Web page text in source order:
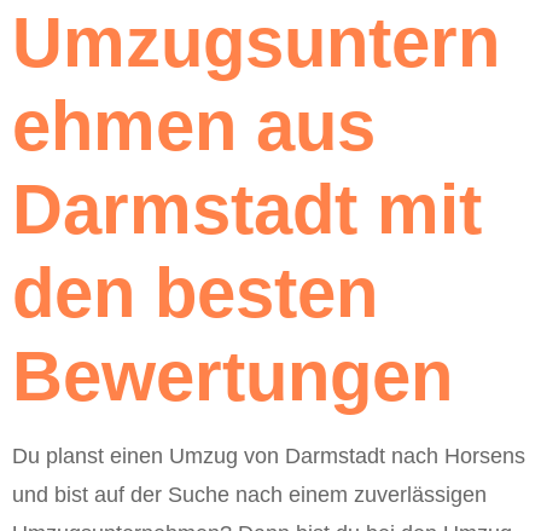
Umzugsuntern
ehmen aus
Darmstadt mit
den besten
Bewertungen
Du planst einen Umzug von Darmstadt nach Horsens
und bist auf der Suche nach einem zuverlässigen